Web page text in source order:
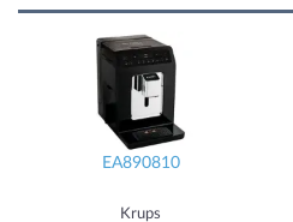
EA890810
Krups